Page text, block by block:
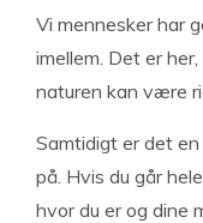
Vi mennesker har
imellem. Det er
naturen kan være
Samtidigt er det
på. Hvis du går
hvor du er og dine